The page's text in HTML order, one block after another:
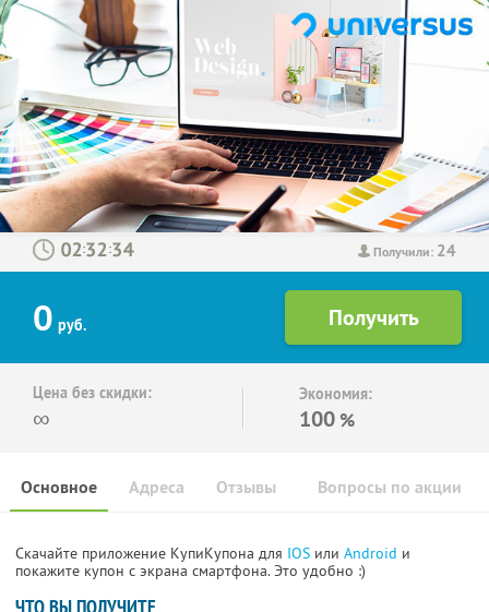
Получили: 24
: :
0 руб.
Цена без скидки:
∞
Экономия:
100 %
Основное Отзывы Вопросы по акции
Адреса
Скачайте приложение КупиКупона для IOS или Android и
покажите купон с экрана смартфона. Это удобно :)